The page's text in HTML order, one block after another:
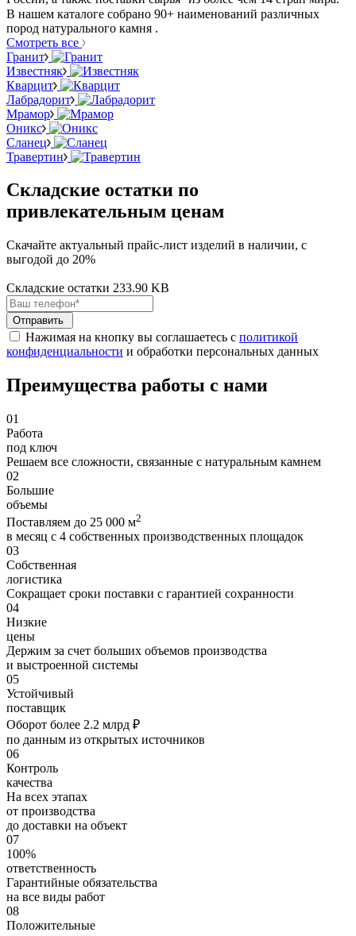
В нашем каталоге собрано 90+ наименований различных
пород натурального камня .
Смотреть все
Гранит
Известняк
Кварцит
Лабрадорит
Мрамор
Оникс
Сланец
Травертин
Складские остатки по
привлекательным ценам
Скачайте актуальный прайс-лист изделий в наличии, с
выгодой до 20%
Складские остатки 233.90 KB
Отправить
Нажимая на кнопку вы соглашаетесь с политикой
конфиденциальности и обработки персональных данных
Преимущества работы с нами
01
Работа
под ключ
Решаем все сложности, связанные с натуральным камнем
02
Большие
объемы
Поставляем до 25 000 м2
в месяц с 4 собственных производственных площадок
03
Собственная
логистика
Сокращает сроки поставки с гарантией сохранности
04
Низкие
цены
Держим за счет больших объемов производства
и выстроенной системы
05
Устойчивый
поставщик
Оборот более 2.2 млрд ₽
по данным из открытых источников
06
Контроль
качества
На всех этапах
от производства
до доставки на объект
07
100%
ответственность
Гарантийные обязательства
на все виды работ
08
Положительные